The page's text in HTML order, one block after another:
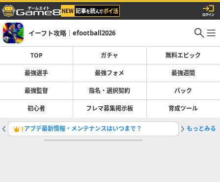
イーフト攻略｜efootball2026
TOP ガチャ 無料エピック
最強選手 最強フォメ 最強週間
最強監督 指名・選択契約 パック
初心者 フレマ募集掲示板 育成ツール
1アプデ最新情報・メンテナンスはいつまで？ 2最強選
もっとみる